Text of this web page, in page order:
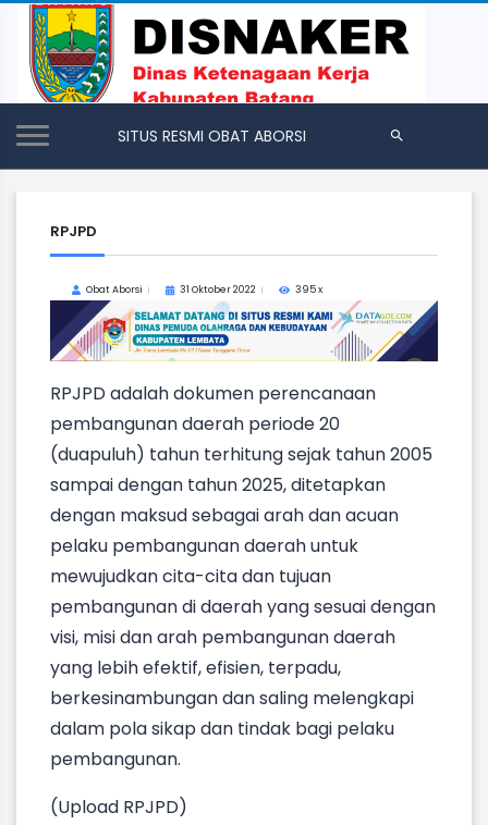
SITUS RESMI OBAT ABORSI
RPJPD
Obat Aborsi 31 Oktober 2022 395 x
RPJPD adalah dokumen perencanaan
pembangunan daerah periode 20
(duapuluh) tahun terhitung sejak tahun 2005
sampai dengan tahun 2025, ditetapkan
dengan maksud sebagai arah dan acuan
pelaku pembangunan daerah untuk
mewujudkan cita-cita dan tujuan
pembangunan di daerah yang sesuai dengan
visi, misi dan arah pembangunan daerah
yang lebih efektif, efisien, terpadu,
berkesinambungan dan saling melengkapi
dalam pola sikap dan tindak bagi pelaku
pembangunan.
(Upload RPJPD)